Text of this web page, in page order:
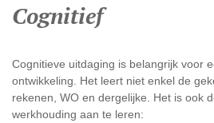
Cognitief
Cognitieve uitdaging is belangrijk voor
ontwikkeling. Het leert niet enkel de
rekenen, WO en dergelijke. Het is ook
werkhouding aan te leren: